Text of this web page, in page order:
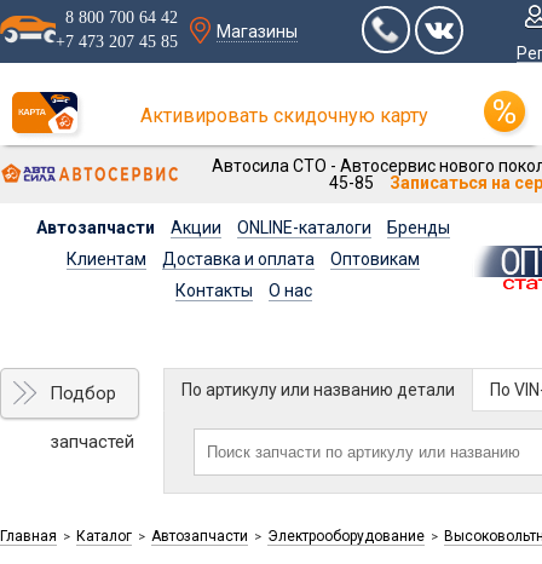
8 800 700 64 42
+7 473 207 45 85
Магазины
Активировать скидочную карту
Автосила СТО - Автосервис нового
45-85
Записаться на
Автозапчасти Акции ONLINE-каталоги
Бренды
Клиентам
Доставка и оплата
Оптовикам
Контакты
О нас
Подбор
запчастей
По артикулу или названию детали По
Главная > Каталог > Автозапчасти > Электрооборудование >